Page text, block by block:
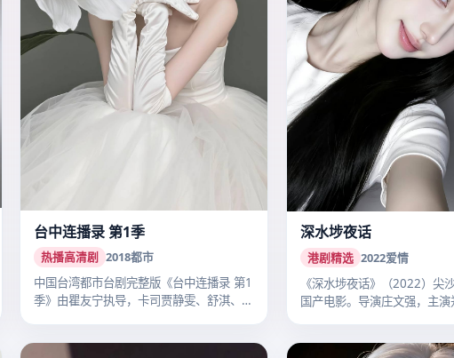
台中连播录 第1季
热播高清剧 2018都市
中国台湾都市台剧完整版《台中连播录 第1
季》由瞿友宁执导，卡司贾静雯、舒淇、桂
深水埗夜话
港剧精选 2022爱情
《深水埗夜话》（2022）尖
国产电影。导演庄文强，主演